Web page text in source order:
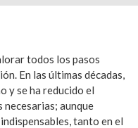
todos los pasos
En las últimas décadas,
y se ha reducido el
necesarias; aunque
tanto en el